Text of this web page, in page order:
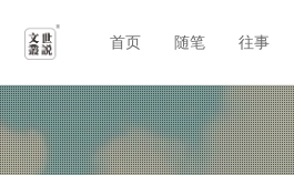
首页 随笔 往事